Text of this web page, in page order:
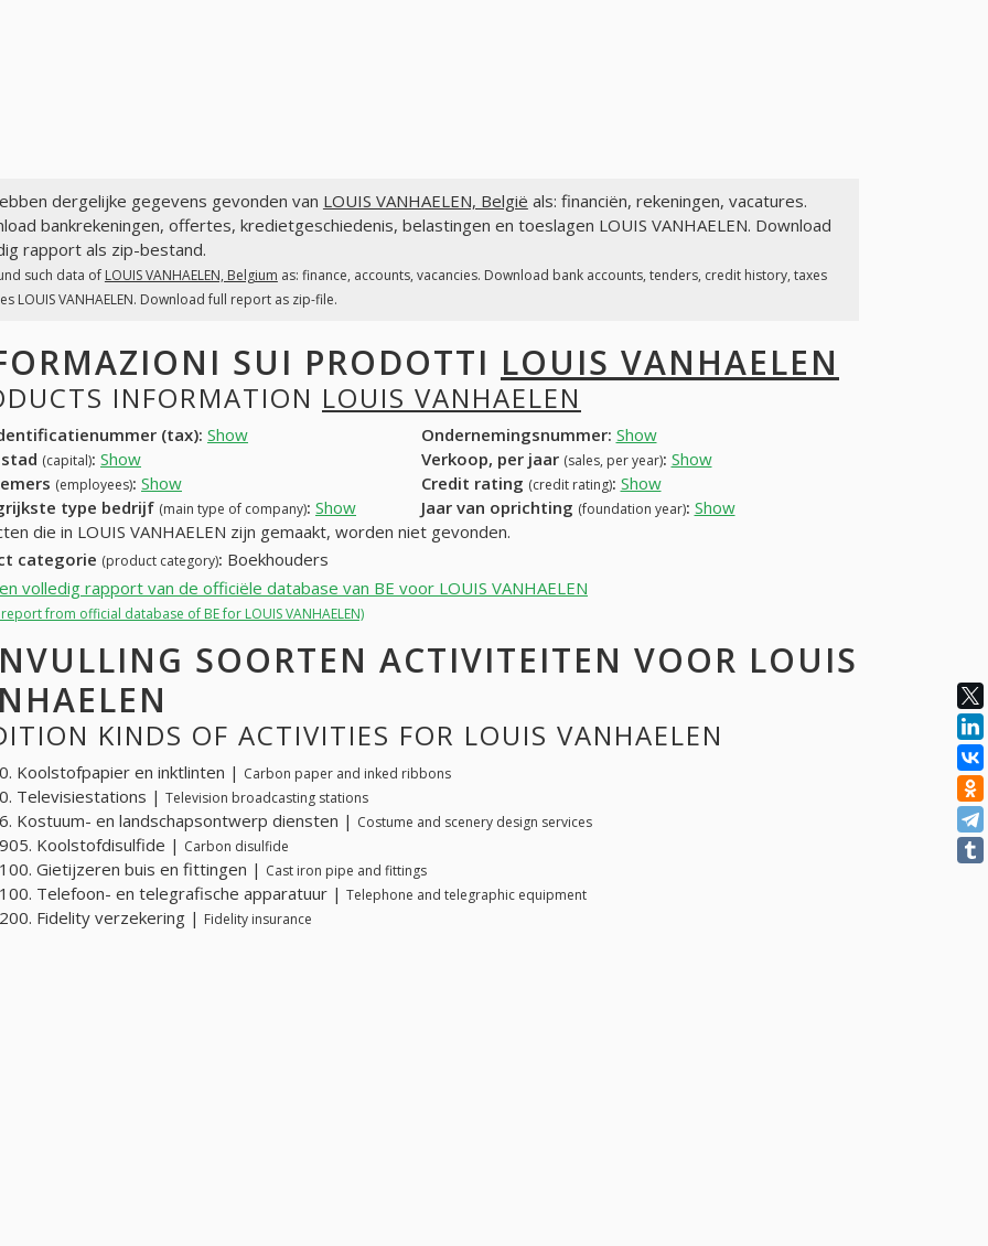
dergelijke gegevens gevonden van LOUIS VANHAELEN, België als: financiën, rekeningen, vacatures.
bankrekeningen, offertes, kredietgeschiedenis, belastingen en toeslagen LOUIS VANHAELEN. Download
rapport als zip-bestand.
such data of LOUIS VANHAELEN, Belgium as: finance, accounts, vacancies. Download bank accounts, tenders, credit history, taxes
LOUIS VANHAELEN. Download full report as zip-file.
SUI PRODOTTI LOUIS VANHAELEN
INFORMATION LOUIS VANHAELEN
(tax): Show Ondernemingsnummer: Show
(capital): Show Verkoop, per jaar (sales, per year): Show
(employees): Show Credit rating (credit rating): Show
type bedrijf (main type of company): Show Jaar van oprichting (foundation year): Show
die in LOUIS VANHAELEN zijn gemaakt, worden niet gevonden.
categorie (product category): Boekhouders
volledig rapport van de officiële database van BE voor LOUIS VANHAELEN
from official database of BE for LOUIS VANHAELEN)
SOORTEN ACTIVITEITEN VOOR LOUIS
KINDS OF ACTIVITIES FOR LOUIS VANHAELEN
Koolstofpapier en inktlinten | Carbon paper and inked ribbons
Televisiestations | Television broadcasting stations
Kostuum- en landschapsontwerp diensten | Costume and scenery design services
Koolstofdisulfide | Carbon disulfide
Gietijzeren buis en fittingen | Cast iron pipe and fittings
Telefoon- en telegrafische apparatuur | Telephone and telegraphic equipment
Fidelity verzekering | Fidelity insurance